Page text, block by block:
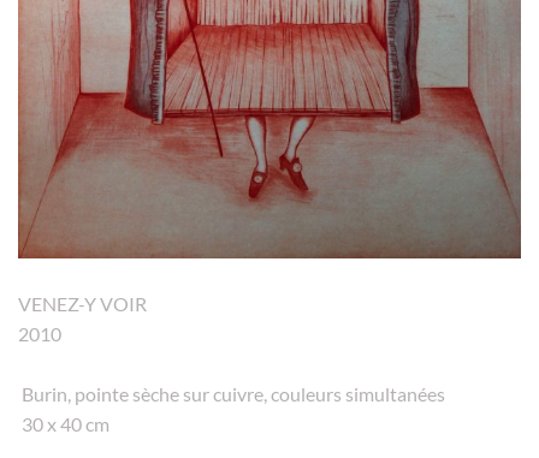
VENEZ-Y VOIR
2010
Burin, pointe sèche sur cuivre, couleurs simultanées
30 x 40 cm